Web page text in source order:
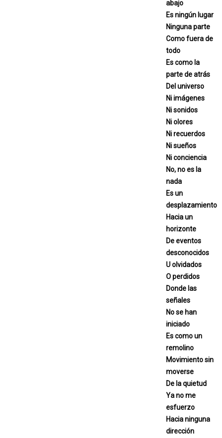
abajo
Es ningún lugar
Ninguna parte
Como fuera de
todo
Es como la
parte de atrás
Del universo
Ni imágenes
Ni sonidos
Ni olores
Ni recuerdos
Ni sueños
Ni conciencia
No, no es la
nada
Es un
desplazamiento
Hacia un
horizonte
De eventos
desconocidos
U olvidados
O perdidos
Donde las
señales
No se han
iniciado
Es como un
remolino
Movimiento sin
moverse
De la quietud
Ya no me
esfuerzo
Hacia ninguna
dirección